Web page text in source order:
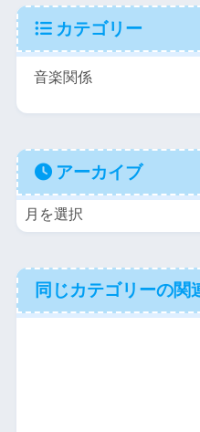
カテゴリー
アーカイブ
同じカテゴリーの関